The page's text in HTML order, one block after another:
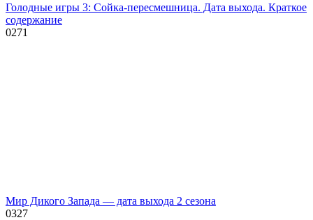
Голодные игры 3: Сойка-пересмешница. Дата выхода. Краткое
содержание
0271
Мир Дикого Запада — дата выхода 2 сезона
0327